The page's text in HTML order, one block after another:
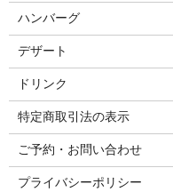
ハンバーグ
デザート
ドリンク
特定商取引法の表示
ご予約・お問い合わせ
プライバシーポリシー